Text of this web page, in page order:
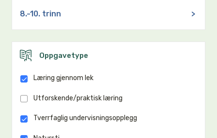
8.-10. trinn >
Oppgavetype
Læring gjennom lek
Utforskende/praktisk læring
Tverrfaglig undervisningsopplegg